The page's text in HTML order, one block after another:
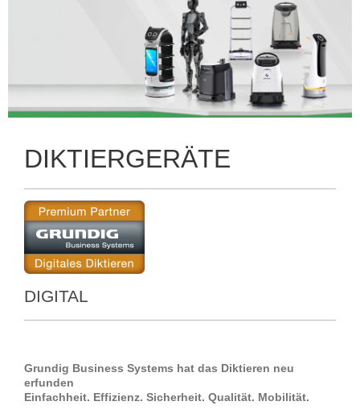
DIKTIERGERÄTE
DIGITAL
Grundig Business Systems hat das Diktieren neu
erfunden
Einfachheit. Effizienz. Sicherheit. Qualität. Mobilität.